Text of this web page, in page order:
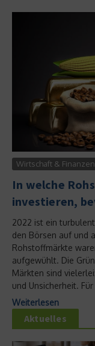
Wirtschaft & Finanzen
In welche
investieren,
2022 ist ein
den Börsen auf und
Rohstoffmärkte
aufgewühlt. Die
Märkten sind
und Unsicherheit.
Weiterlesen
Aktuelles